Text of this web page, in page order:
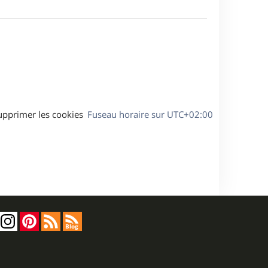
Fuseau horaire sur UTC+02:00
les cookies